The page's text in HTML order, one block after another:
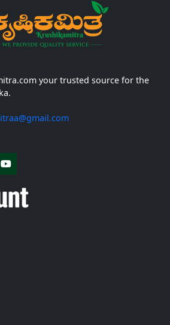
your trusted source for the